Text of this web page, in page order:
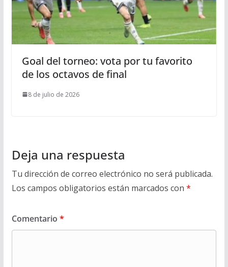
Goal del torneo: vota por tu favorito
de los octavos de final
8 de julio de 2026
Deja una respuesta
Tu dirección de correo electrónico no será publicada.
Los campos obligatorios están marcados con *
Comentario *